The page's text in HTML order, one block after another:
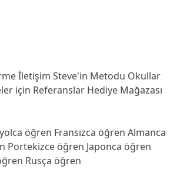
İletişim Steve'in Metodu Okullar
için Referanslar Hediye Mağazası
öğren Fransızca öğren Almanca
Portekizce öğren Japonca öğren
Rusça öğren